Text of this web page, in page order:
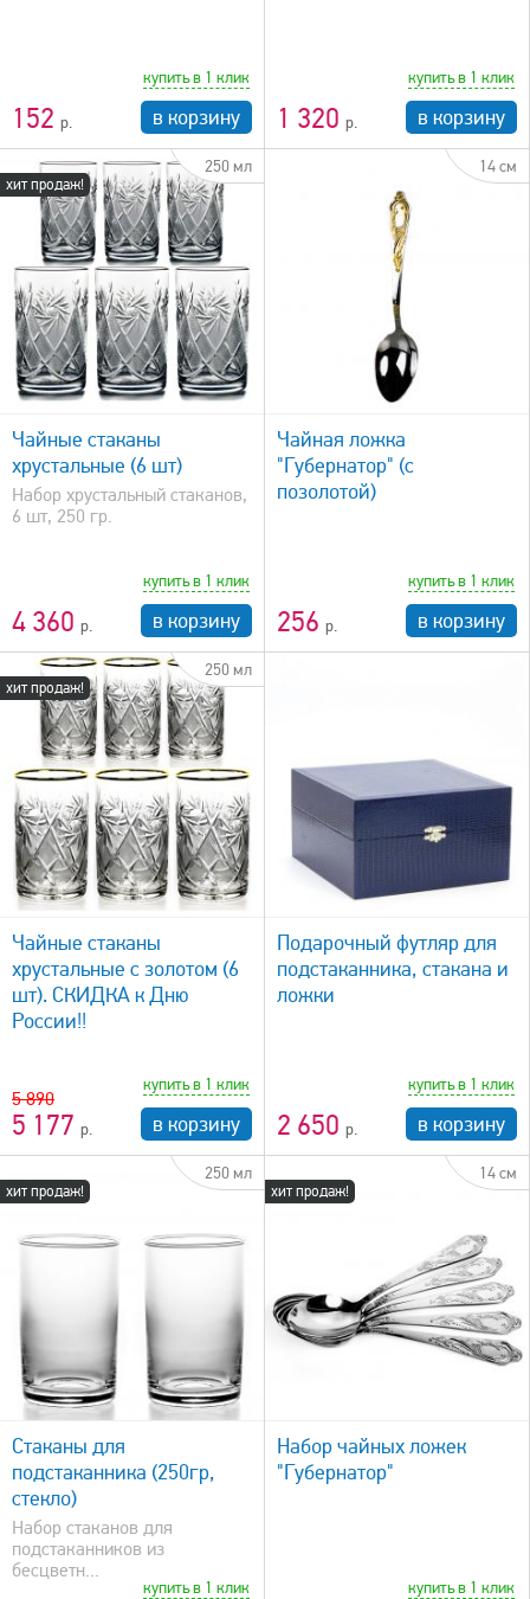
152
купить в 1 клик
в корзину 1 320
купить в 1 клик
в корзину
хит продаж!
250 мл
Чайные стаканы
хрустальные (6 шт)
Набор хрустальный стаканов,
6 шт, 250 гр.
4 360
купить в 1 клик
в корзину
14 см
быстрый просмотр
Чайная ложка
"Губернатор" (с
позолотой)
256
купить в 1 клик
в корзину
хит продаж!
250 мл
Чайные стаканы
хрустальные с золотом (6
шт). СКИДКА к Дню
России!!
5 890
5 177
купить в 1 клик
в корзину
быстрый просмотр
Подарочный футляр для
подстаканника, стакана и
ложки
2 650
купить в 1 клик
в корзину
хит продаж!
250 мл
Стаканы для
подстаканника (250гр,
стекло)
Набор стаканов для
подстаканников из
бесцветн...
купить в 1 клик
хит продаж!
14 см
быстрый просмотр
Набор чайных ложек
"Губернатор"
купить в 1 клик